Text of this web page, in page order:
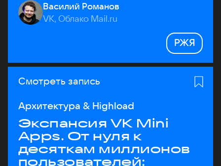
Василий Романов
VK, Облако Mail.ru
РЖЯ
Смотреть запись
Архитектура & Highload
Экспансия VK Mini
Apps. От нуля к
десяткам миллионов
пользователей: